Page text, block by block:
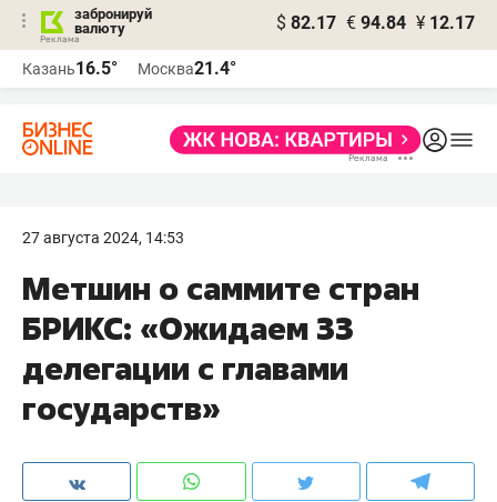
забронируй
валюту
$ 82.17 € 94.84 ¥ 12.17
Казань16.5° Москва21.4°
27 августа 2024, 14:53
Метшин о саммите стран
БРИКС: «Ожидаем 33
делегации с главами
государств»